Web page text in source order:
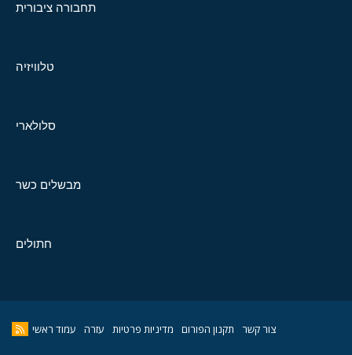
תחבורה ציבורית
טלוויזיה
סלולארי
מבשלים כשר
חתולים
צור קשר תקנון הפורום מדיניות פרטיות עזרה עמוד ראשי